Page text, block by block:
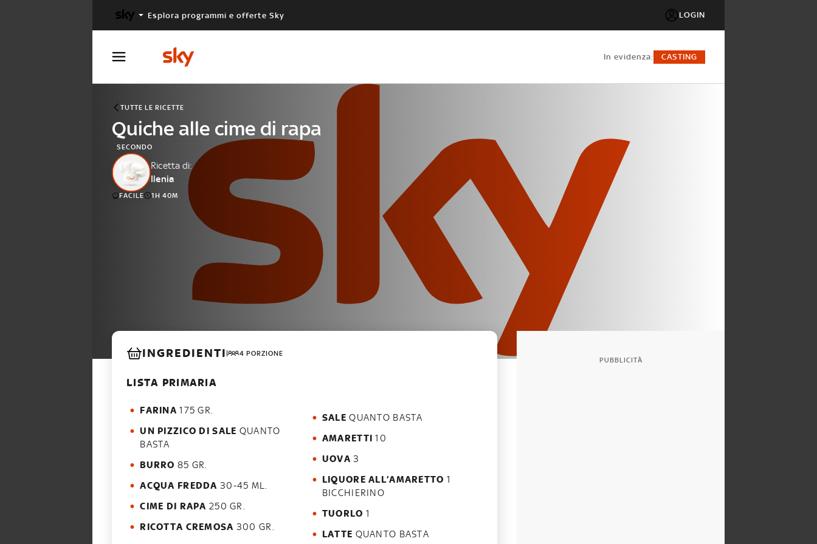
Esplora programmi e offerte Sky LOGIN
in evidenza: CASTING
TUTTE LE RICETTE
Quiche alle cime di rapa
SECONDO
Ricetta di:
Ilenia
FACILE 1H 40M
INGREDIENTI 4 PORZIONE
LISTA PRIMARIA
FARINA 175 GR.
UN PIZZICO DI SALE
BASTA
BURRO 85 GR.
ACQUA FREDDA 30-45 ML.
CIME DI RAPA 250 GR.
RICOTTA CREMOSA 300 GR.
SALE QUANTO BASTA
AMARETTI 10
UOVA 3
LIQUORE ALL’AMARETTO 1
BICCHIERINO
TUORLO 1
LATTE QUANTO BASTA
PUBBLICITÀ